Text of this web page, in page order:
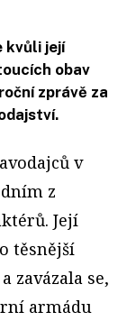
kvůli její
obav
zprávě za
v
z
Její
těsnější
zavázala se,
armádu